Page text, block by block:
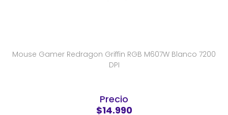
Mouse Gamer Redragon Griffin RGB M607W Blanco 7200
DPI
Precio
$14.990